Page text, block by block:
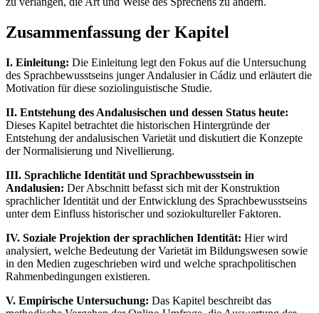
Zusammenfassung der Kapitel
I. Einleitung: Die Einleitung legt den Fokus auf die Untersuchung
des Sprachbewusstseins junger Andalusier in Cádiz und erläutert die
Motivation für diese soziolinguistische Studie.
II. Entstehung des Andalusischen und dessen Status heute:
Dieses Kapitel betrachtet die historischen Hintergründe der
Entstehung der andalusischen Varietät und diskutiert die Konzepte
der Normalisierung und Nivellierung.
III. Sprachliche Identität und Sprachbewusstsein in
Andalusien: Der Abschnitt befasst sich mit der Konstruktion
sprachlicher Identität und der Entwicklung des Sprachbewusstseins
unter dem Einfluss historischer und soziokultureller Faktoren.
IV. Soziale Projektion der sprachlichen Identität: Hier wird
analysiert, welche Bedeutung der Varietät im Bildungswesen sowie
in den Medien zugeschrieben wird und welche sprachpolitischen
Rahmenbedingungen existieren.
V. Empirische Untersuchung: Das Kapitel beschreibt das